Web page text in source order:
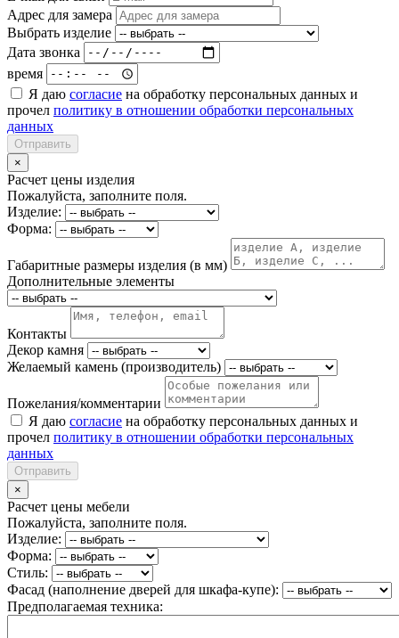
Адрес для замера
Выбрать изделие
Дата звонка
время
Я даю согласие на обработку персональных данных и
прочел политику в отношении обработки персональных
данных
Отправить
×
Расчет цены изделия
Пожалуйста, заполните поля.
Изделие:
Форма:
Габаритные размеры изделия (в мм)
Дополнительные элементы
Контакты
Декор камня
Желаемый камень (производитель)
Пожелания/комментарии
Я даю согласие на обработку персональных данных и
прочел политику в отношении обработки персональных
данных
Отправить
×
Расчет цены мебели
Пожалуйста, заполните поля.
Изделие:
Форма:
Стиль:
Фасад (наполнение дверей для шкафа-купе):
Предполагаемая техника: